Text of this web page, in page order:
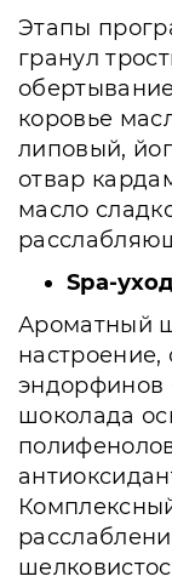
Этапы
гранул
коровье
липовый,
отвар
масло
Spa-
Ароматный
настроение,
эндорфинов
шоколада